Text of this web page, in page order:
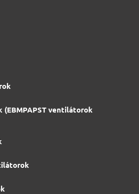
ventilátorok